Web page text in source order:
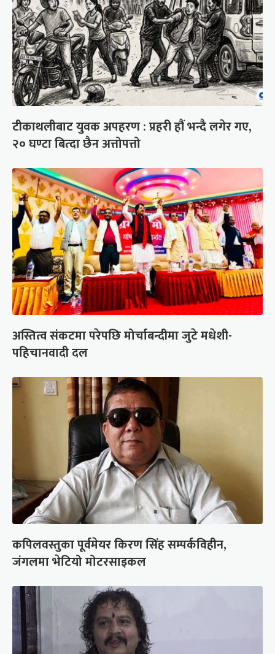
टीकाथलीबाट युवक अपहरण : प्रहरी हौं भन्दै लगेर गए,
२० घण्टा बित्दा छैन अत्तोपत्तो
अस्तित्व संकटमा परेपछि मोर्चाबन्दीमा जुटे मधेशी-
पहिचानवादी दल
कपिलवस्तुका पूर्वमेयर किरण सिंह सम्पर्कविहीन,
जंगलमा भेटियो मोटरसाइकल